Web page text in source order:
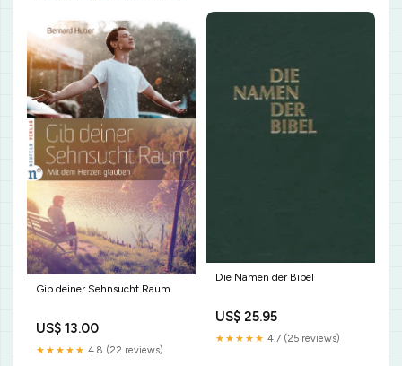
Gib deiner Sehnsucht Raum
US$ 13.00
★★★★★ 4.8 (22 reviews)
Die Namen der Bibel
US$ 25.95
★★★★★ 4.7 (25 reviews)